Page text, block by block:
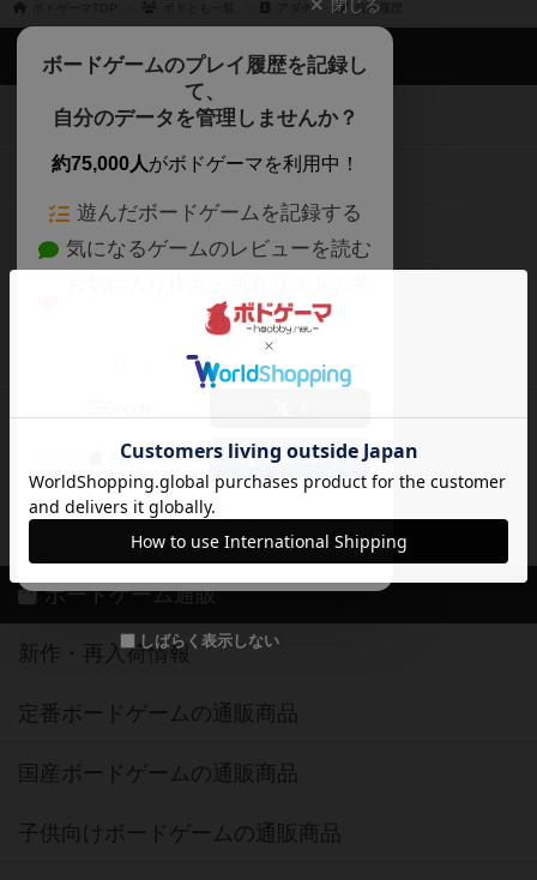
アダチ 投稿履歴
閉じる
ボードゲームのプレイ履歴を記録し
て、
自分のデータを管理しませんか？
約75,000人がボドゲーマを利用中！
遊んだボードゲームを記録する
気になるゲームのレビューを読む
有
ログイン / 会員登録（10秒）
Apple Facebook
または
メールで会員登録
しばらく表示しない
ボドゲーマTOP
ボードゲームを検索する
ボードゲームの新着レビュー
ボードゲーム会情報
掲示板・トピックス
ボドとも・会員一覧
ボードゲーム業界コラム
ボドゲーマご利用案内
ボードゲーム通販
新作・再入荷情報
定番ボードゲームの通販商品
国産ボードゲームの通販商品
子供向けボードゲームの通販商品